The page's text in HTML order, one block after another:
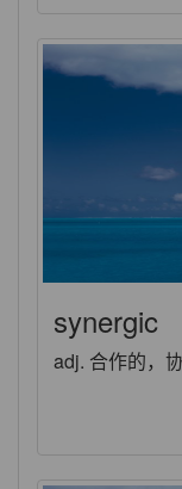
synergic
adj. 合作的，